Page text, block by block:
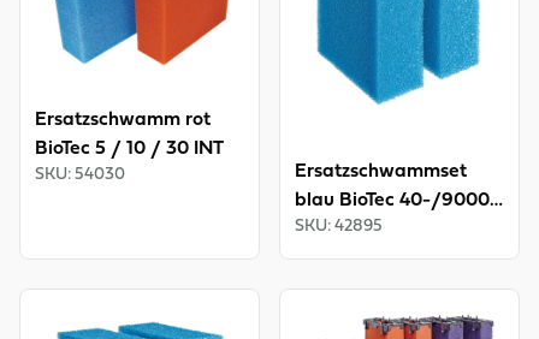
Ersatzschwamm rot
BioTec 5 / 10 / 30 INT
SKU: 54030
Ersatzschwammset
blau BioTec 40-/90000
INT
SKU: 42895